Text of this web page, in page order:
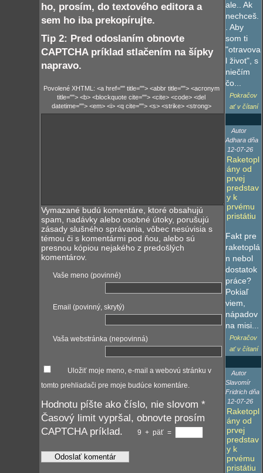
ho, prosím, do textového editora a
sem ho iba prekopírujte.
Tip 2: Pred odoslaním obnovte
CAPTCHA príklad stlačením na šípky
napravo.
Povolené XHTML: <a href="" title=""> <abbr title=""> <acronym
title=""> <b> <blockquote cite=""> <cite> <code> <del
datetime=""> <em> <i> <q cite=""> <s> <strike> <strong>
Vymazané budú komentáre, ktoré obsahujú
spam, nadávky alebo osobné útoky, porušujú
zásady slušného správania, vôbec nesúvisia s
témou či s komentármi pod ňou, alebo sú
presnou kópiou nejakého z predošlých
komentárov.
Vaše meno (povinné)
Email (povinný, skrytý)
Vaša webstránka (nepovinná)
Uložiť moje meno, e-mail a webovú stránku v
tomto prehliadači pre moje budúce komentáre.
Hodnotu píšte ako číslo, nie slovom *
Časový limit vypršal, obnovte prosím
CAPTCHA príklad.
9 + päť =
ale.. Ak
nechceš.
. Aby
som ti
"otravova
l život", s
niečím
čo...
Pokračov
ať v čítaní
Autor
Adhara dňa
12-07-26
Raketopl
ány od
prvej
predstav
y k
prvému
pristátiu
Fakt pre
raketoplá
n nebol
dostatok
práce?
Pokiaľ
viem,
nápadov
na misi...
Pokračov
ať v čítaní
Autor
Slavomír
Fridrich dňa
12-07-26
Raketopl
ány od
prvej
predstav
y k
prvému
pristátiu